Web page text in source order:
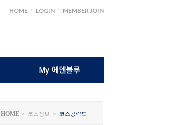
HOMEㆍ LOGINㆍ MEMBER JOIN
고객의소리
HOME > 코스정보 > 코스공략도